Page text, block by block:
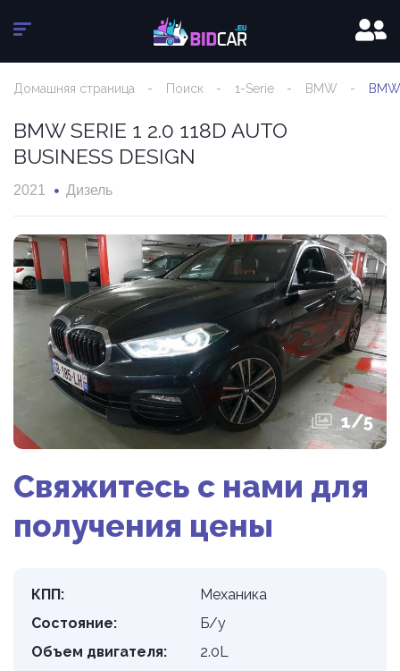
Домашняя страница Поиск 1-Serie BMW
BMW SERIE 1 2.0 118D AUTO
BUSINESS DESIGN
2021 Дизель
1/5
Свяжитесь с нами для
получения цены
КПП:
Механика
Состояние:
Б/у
Объем двигателя:
2.0L